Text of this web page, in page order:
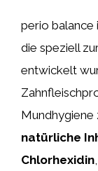
perio balance
die speziell
entwickelt
Mundhygiene
natürliche
Chlorhexidin